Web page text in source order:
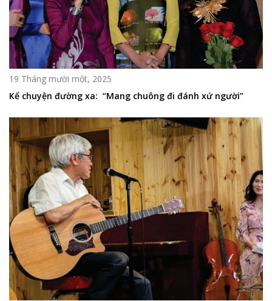
19 Tháng mười một, 2025
Kể chuyện đường xa: “Mang chuông đi đánh xứ người”